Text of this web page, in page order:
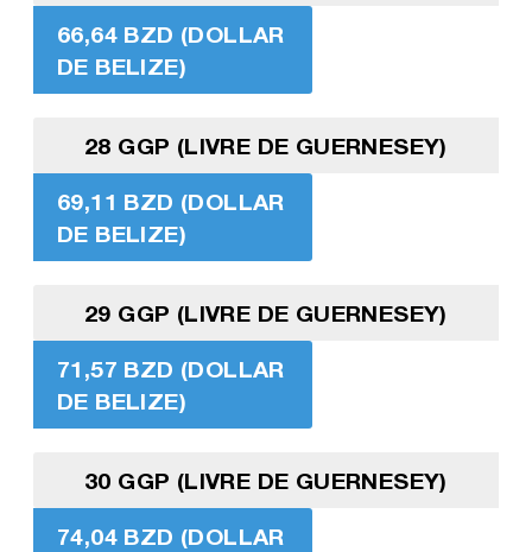
66,64 BZD (DOLLAR
DE BELIZE)
28 GGP (LIVRE DE GUERNESEY)
69,11 BZD (DOLLAR
DE BELIZE)
29 GGP (LIVRE DE GUERNESEY)
71,57 BZD (DOLLAR
DE BELIZE)
30 GGP (LIVRE DE GUERNESEY)
74,04 BZD (DOLLAR